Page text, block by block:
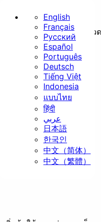
หน้าแรก
ปรับขนาด
ความปลอดภัย
การปรับขนาดแบบกลุ่มที่รว
English
Français
Русский
Español
Português
Deutsch
Tiếng Việt
Indonesia
แบบไทย
हिंदी
عربي
日本語
한국인
中文（简体）
中文（繁體）